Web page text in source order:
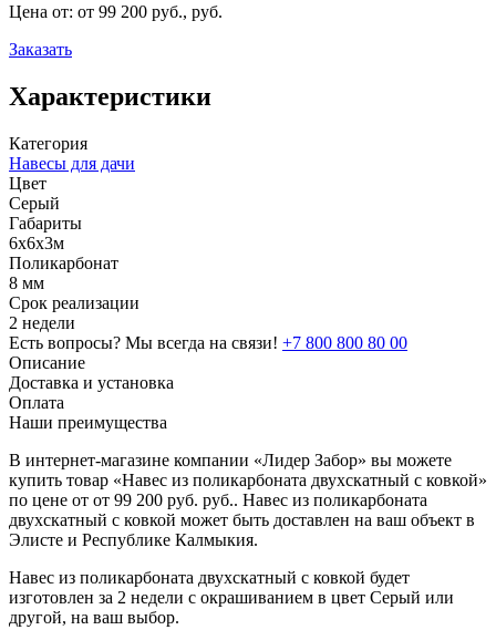
Цена от: от 99 200 руб., руб.
Заказать
Характеристики
Категория
Навесы для дачи
Цвет
Серый
Габариты
6х6х3м
Поликарбонат
8 мм
Срок реализации
2 недели
Есть вопросы? Мы всегда на связи! +7 800 800 80 00
Описание
Доставка и установка
Оплата
Наши преимущества
В интернет-магазине компании «Лидер Забор» вы можете
купить товар «Навес из поликарбоната двухскатный с ковкой»
по цене от от 99 200 руб. руб.. Навес из поликарбоната
двухскатный с ковкой может быть доставлен на ваш объект в
Элисте и Республике Калмыкия.
Навес из поликарбоната двухскатный с ковкой будет
изготовлен за 2 недели с окрашиванием в цвет Серый или
другой, на ваш выбор.